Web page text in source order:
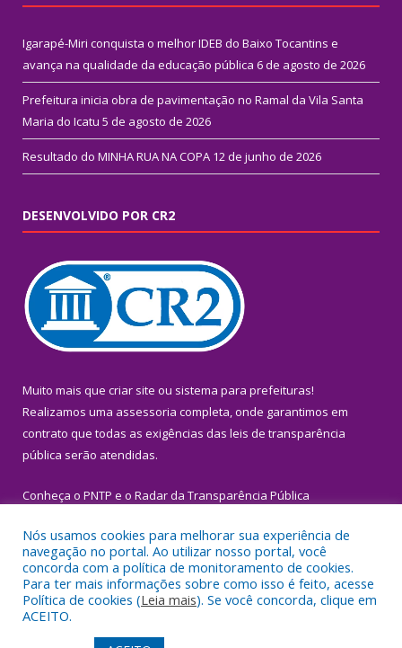
Igarapé-Miri conquista o melhor IDEB do Baixo Tocantins e
avança na qualidade da educação pública 6 de agosto de 2026
Prefeitura inicia obra de pavimentação no Ramal da Vila Santa
Maria do Icatu 5 de agosto de 2026
Resultado do MINHA RUA NA COPA 12 de junho de 2026
DESENVOLVIDO POR CR2
Muito mais que criar site ou sistema para prefeituras!
Realizamos uma assessoria completa, onde garantimos em
contrato que todas as exigências das leis de transparência
pública serão atendidas.
Conheça o PNTP e o Radar da Transparência Pública
Todos os direitos reservados a Prefeitura Municipal de Igarapé-
Miri.
Nós usamos cookies para melhorar sua experiência de
navegação no portal. Ao utilizar nosso portal, você
concorda com a política de monitoramento de cookies.
Para ter mais informações sobre como isso é feito, acesse
Política de cookies (Leia mais). Se você concorda, clique em
ACEITO.